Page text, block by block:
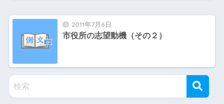
2011年7月6日
市役所の志望動機（その２）